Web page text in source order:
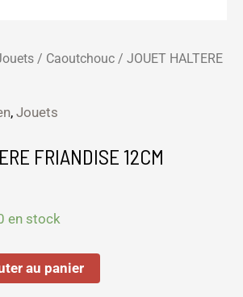
/ Caoutchouc / JOUET HALTERE
, Jouets
FRIANDISE 12CM
en stock
au panier